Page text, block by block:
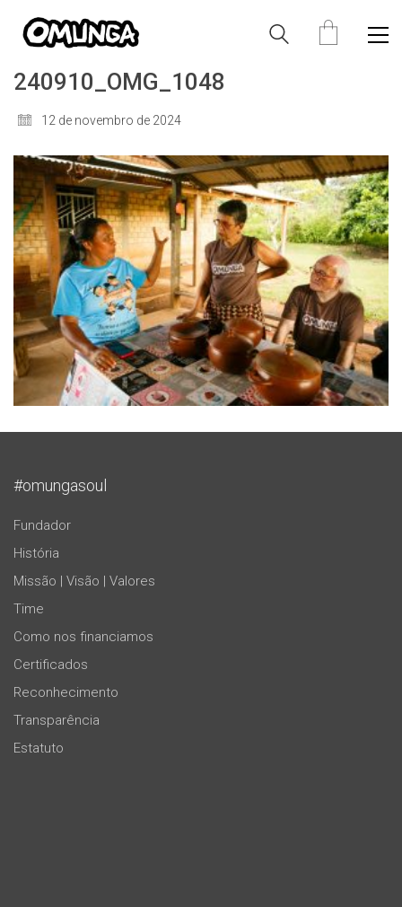
240910_OMG_1048
12 de novembro de 2024
#omungasoul
Fundador
História
Missão | Visão | Valores
Time
Como nos financiamos
Certificados
Reconhecimento
Transparência
Estatuto